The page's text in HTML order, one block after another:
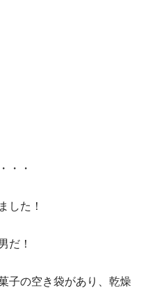
・・
した！
だ！
子の空き袋があり、乾燥